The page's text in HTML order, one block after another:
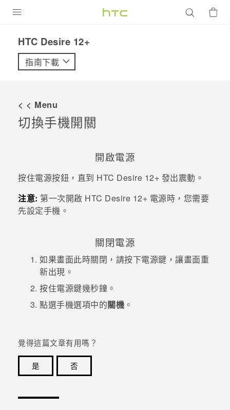
VIVE
焦點訊息
校園專案
銷售門市
銷售通路
支援服務
HTC Desire 12+‎
指南下載
< < Menu
切換手機開關
開啟電源
按住電源按鈕，直到 HTC Desire 12+ 發出震動。
注意: 第一次開啟 HTC Desire 12+ 電源時，您需要
先設定手機。
關閉電源
如果畫面此時關閉，請按下電源鍵，讓畫面重
新出現。
按住電源鍵幾秒鐘。
點選手機選項中的關機 。
覺得這篇文章有用嗎？
是
否